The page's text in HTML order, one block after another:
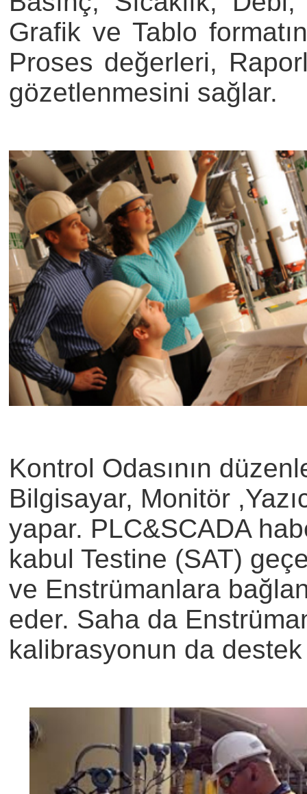
Grafik ve Tablo
Proses değerleri,
gözetlenmesini sağlar.
Kontrol Odasının
Bilgisayar, Monitör
yapar. PLC&SCADA
kabul Testine (SAT)
ve Enstrümanlara
eder. Saha da
kalibrasyonun da